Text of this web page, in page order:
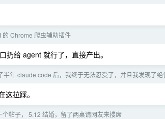
的 Chrome 爬虫辅助插件
扔给 agent 就行了，直接产出。
半年 claude code 后，我终于无法忍受了，并且我发现了绝
拉踩。
个帖子， 5.12 结婚，留了两桌请网友来搂席